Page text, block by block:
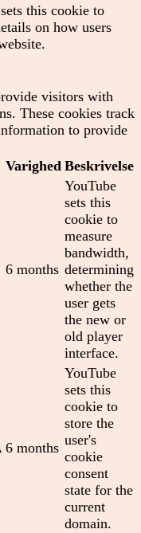
this cookie to
on how users
visitors with
These cookies track
to provide
Varighed Beskrivelse
6 months
YouTube
sets this
cookie to
measure
bandwidth,
determining
whether the
user gets
the new or
old player
interface.
6 months
YouTube
sets this
cookie to
store the
user's
cookie
consent
state for the
current
domain.